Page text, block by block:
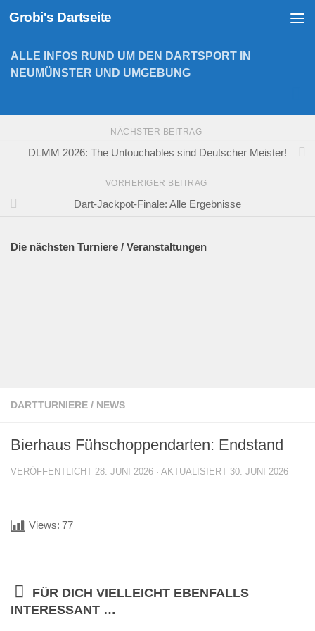
Zum Inhalt springen
Grobi's Dartseite
DARTTURNIERE / NEWS
Bierhaus Fühschoppendarten: Endstand
VERÖFFENTLICHT 28. JUNI 2026 · AKTUALISIERT 30. JUNI 2026
Views: 77
FÜR DICH VIELLEICHT EBENFALLS
INTERESSANT …
ALLE INFOS RUND UM DEN DARTSPORT IN
NEUMÜNSTER UND UMGEBUNG
NÄCHSTER BEITRAG
DLMM 2026: The Untouchables sind Deutscher Meister!
VORHERIGER BEITRAG
Dart-Jackpot-Finale: Alle Ergebnisse
Die nächsten Turniere / Veranstaltungen